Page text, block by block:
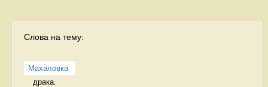
Слова на тему:
Махаловка
драка.